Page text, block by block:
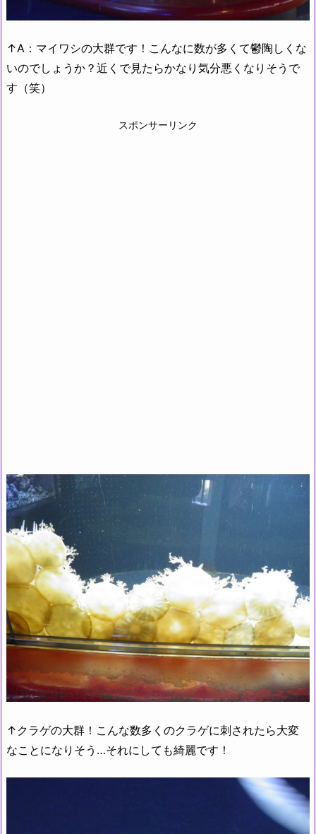
↑A：マイワシの大群です！こんなに数が多くて鬱陶しくな
いのでしょうか？近くで見たらかなり気分悪くなりそうで
す（笑）
スポンサーリンク
↑クラゲの大群！こんな数多くのクラゲに刺されたら大変
なことになりそう…それにしても綺麗です！